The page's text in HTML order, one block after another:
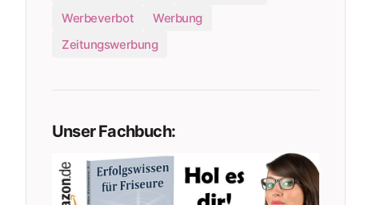
Werbeverbot
Werbung
Zeitungswerbung
Unser Fachbuch: